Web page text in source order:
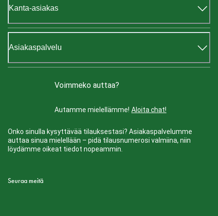
Kanta-asiakas
Asiakaspalvelu
Voimmeko auttaa?
Autamme mielellämme! Aloita chat!
Onko sinulla kysyttävää tilauksestasi? Asiakaspalvelumme
auttaa sinua mielellään – pidä tilausnumerosi valmiina, niin
löydämme oikeat tiedot nopeammin.
Seuraa meitä